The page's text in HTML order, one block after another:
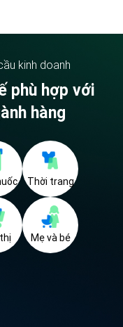
kinh doanh
phù hợp với
hàng
Thời trang
Mẹ và bé